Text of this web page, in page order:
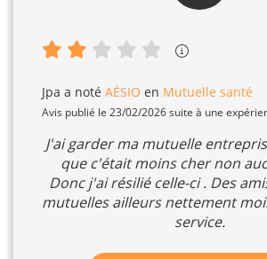
Jpa a noté AÉSIO en Mutuelle santé
Avis publié le 23/02/2026 suite à une
J'ai garder ma mutuelle
que c'était moins cher non
Donc j'ai résilié celle-ci . Des
mutuelles ailleurs nettement
service.